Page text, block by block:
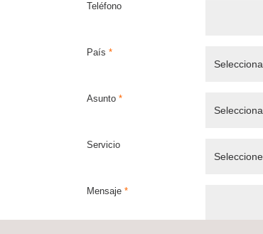
Teléfono
País *
Asunto *
Servicio
Mensaje *